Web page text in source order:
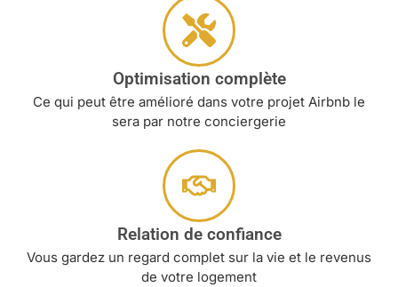
Optimisation complète
Ce qui peut être amélioré dans votre projet Airbnb le
sera par notre conciergerie
Relation de confiance
Vous gardez un regard complet sur la vie et le revenus
de votre logement